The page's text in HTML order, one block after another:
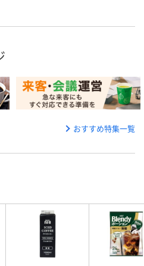
おすすめ特集一覧